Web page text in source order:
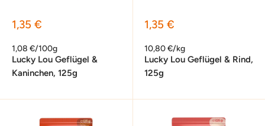
Sonderpreis
1,35 €
1,08 €/100g
Lucky Lou Geflügel &
Kaninchen, 125g
Sonderpreis
1,35 €
10,80 €/kg
Lucky Lou Geflügel & Rind,
125g